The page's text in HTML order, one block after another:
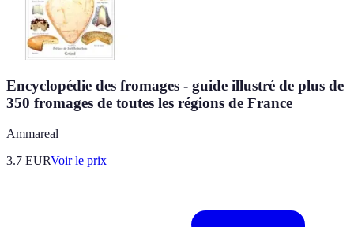
Encyclopédie des fromages - guide illustré de plus de
350 fromages de toutes les régions de France
Ammareal
3.7 EURVoir le prix